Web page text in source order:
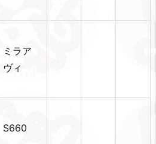
ミラア
ヴィ
S660